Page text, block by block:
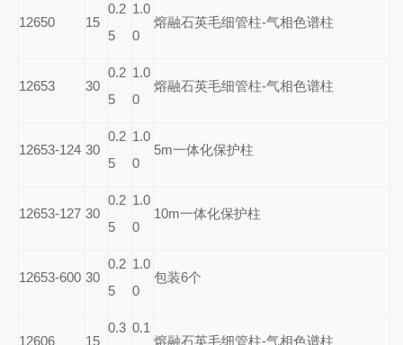
12650 15
0.2
5
1.0
0
熔融石英毛细管柱-气相色谱柱
12653 30
0.2
5
1.0
0
熔融石英毛细管柱-气相色谱柱
12653-124 30
0.2
5
1.0
0
5m一体化保护柱
12653-127 30
0.2
5
1.0
0
10m一体化保护柱
12653-600 30
0.2
5
1.0
0
包装6个
12606 15
0.3 0.1
熔融石英毛细管柱-气相色谱柱